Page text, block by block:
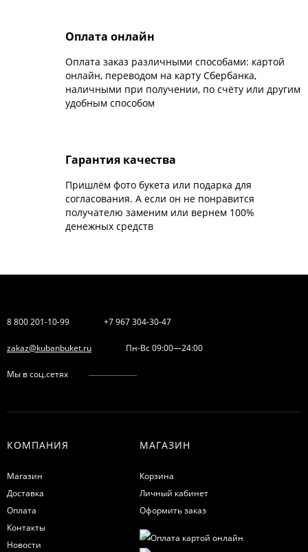
Оплата онлайн
Оплата заказ различными способами: картой
онлайн, переводом на карту Сбербанка,
наличными при получении, по счёту или другим
удобным способом
Гарантия качества
Пришлём фото букета или подарка для
согласования. А если он не понравится
получателю заменим или вернем 100%
денежных средств
8 800 201-10-99 +7 967 304-30-47
zakaz@kubanbuket.ru Пн-Вс 09:00—24:00
Мы в соц.сетях
КОМПАНИЯ
Магазин
Доставка
Оплата
Контакты
Новости
МАГАЗИН
Корзина
Личный кабинет
Оформить заказ